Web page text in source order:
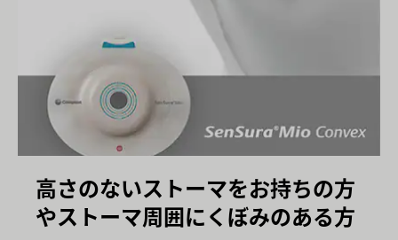
高さのないストーマをお持ちの方
やストーマ周囲にくぼみのある方